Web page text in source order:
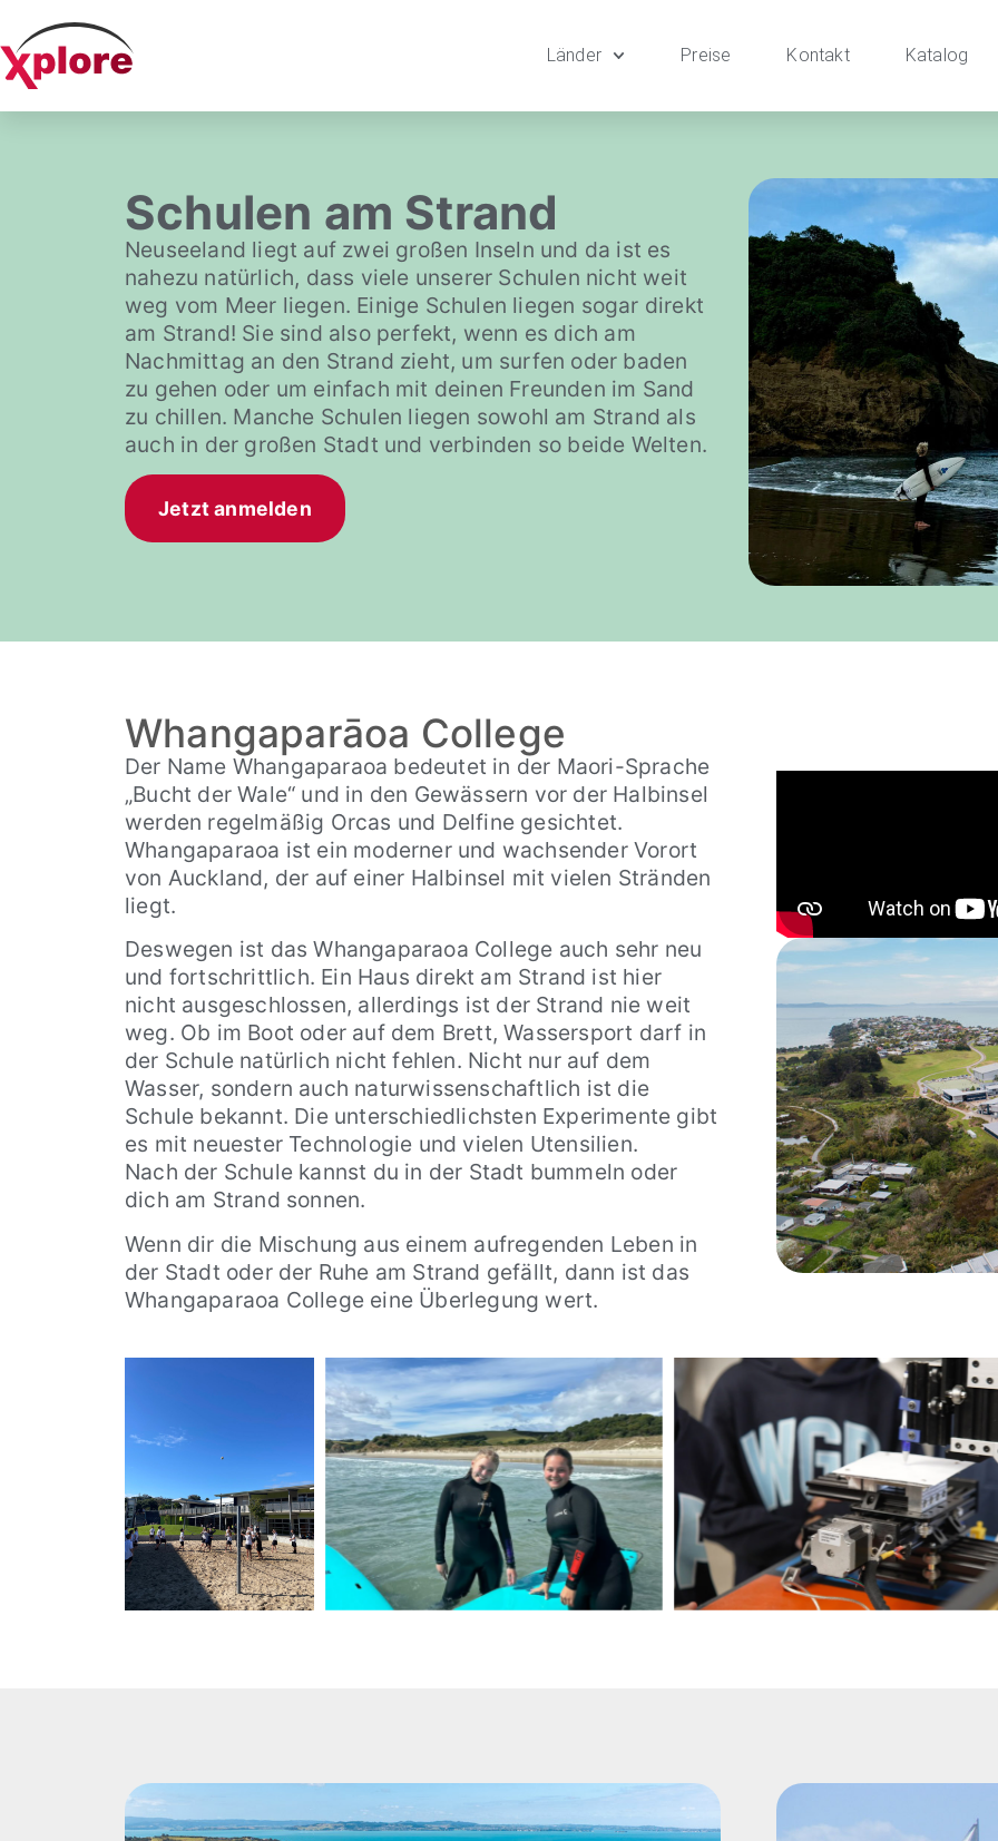
Länder Preise Kontakt Katalog
Schulen am Strand
Neuseeland liegt auf zwei großen Inseln und da ist es
nahezu natürlich, dass viele unserer Schulen nicht weit
weg vom Meer liegen. Einige Schulen liegen sogar direkt
am Strand! Sie sind also perfekt, wenn es dich am
Nachmittag an den Strand zieht, um surfen oder baden
zu gehen oder um einfach mit deinen Freunden im Sand
zu chillen. Manche Schulen liegen sowohl am Strand als
auch in der großen Stadt und verbinden so beide Welten.
Jetzt anmelden
Whangaparāoa College
Der Name Whangaparaoa bedeutet in der Maori-Sprache
„Bucht der Wale“ und in den Gewässern vor der Halbinsel
werden regelmäßig Orcas und Delfine gesichtet.
Whangaparaoa ist ein moderner und wachsender Vorort
von Auckland, der auf einer Halbinsel mit vielen Stränden
liegt.
Deswegen ist das Whangaparaoa College auch sehr neu
und fortschrittlich. Ein Haus direkt am Strand ist hier
nicht ausgeschlossen, allerdings ist der Strand nie weit
weg. Ob im Boot oder auf dem Brett, Wassersport darf in
der Schule natürlich nicht fehlen. Nicht nur auf dem
Wasser, sondern auch naturwissenschaftlich ist die
Schule bekannt. Die unterschiedlichsten Experimente gibt
es mit neuester Technologie und vielen Utensilien.
Nach der Schule kannst du in der Stadt bummeln oder
dich am Strand sonnen.
Wenn dir die Mischung aus einem aufregenden Leben in
der Stadt oder der Ruhe am Strand gefällt, dann ist das
Whangaparaoa College eine Überlegung wert.